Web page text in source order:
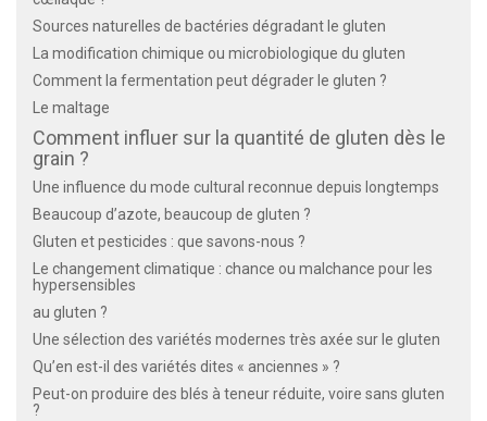
Sources naturelles de bactéries dégradant le gluten
La modification chimique ou microbiologique du gluten
Comment la fermentation peut dégrader le gluten ?
Le maltage
Comment influer sur la quantité de gluten dès le
grain ?
Une influence du mode cultural reconnue depuis longtemps
Beaucoup d’azote, beaucoup de gluten ?
Gluten et pesticides : que savons-nous ?
Le changement climatique : chance ou malchance pour les
hypersensibles
au gluten ?
Une sélection des variétés modernes très axée sur le gluten
Qu’en est-il des variétés dites « anciennes » ?
Peut-on produire des blés à teneur réduite, voire sans gluten
?